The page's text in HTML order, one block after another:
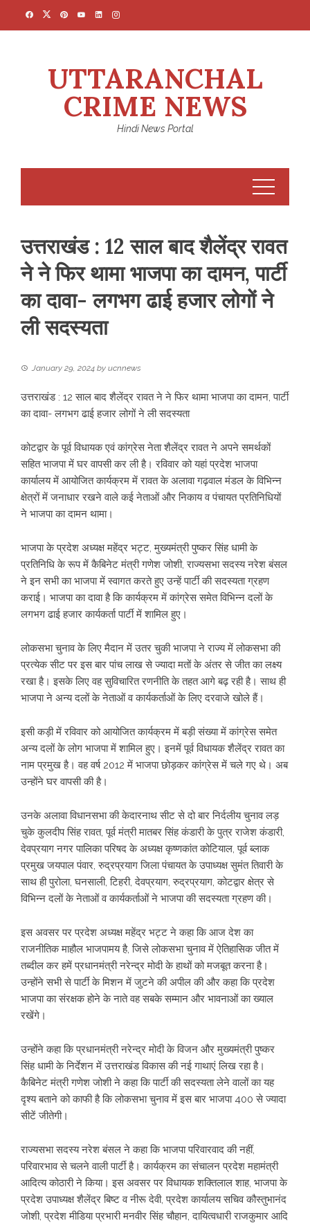
UTTARANCHAL
CRIME NEWS
Hindi News Portal
उत्तराखंड : 12 साल बाद शैलेंद्र रावत
ने ने फिर थामा भाजपा का दामन, पार्टी
का दावा- लगभग ढाई हजार लोगों ने
ली सदस्यता
January 29, 2024 by ucnnews
उत्तराखंड : 12 साल बाद शैलेंद्र रावत ने ने फिर थामा भाजपा का दामन, पार्टी
का दावा- लगभग ढाई हजार लोगों ने ली सदस्यता
कोटद्वार के पूर्व विधायक एवं कांग्रेस नेता शैलेंद्र रावत ने अपने समर्थकों
सहित भाजपा में घर वापसी कर ली है। रविवार को यहां प्रदेश भाजपा
कार्यालय में आयोजित कार्यक्रम में रावत के अलावा गढ़वाल मंडल के विभिन्न
क्षेत्रों में जनाधार रखने वाले कई नेताओं और निकाय व पंचायत प्रतिनिधियों
ने भाजपा का दामन थामा।
भाजपा के प्रदेश अध्यक्ष महेंद्र भट्ट, मुख्यमंत्री पुष्कर सिंह धामी के
प्रतिनिधि के रूप में कैबिनेट मंत्री गणेश जोशी, राज्यसभा सदस्य नरेश बंसल
ने इन सभी का भाजपा में स्वागत करते हुए उन्हें पार्टी की सदस्यता ग्रहण
कराई। भाजपा का दावा है कि कार्यक्रम में कांग्रेस समेत विभिन्न दलों के
लगभग ढाई हजार कार्यकर्ता पार्टी में शामिल हुए।
लोकसभा चुनाव के लिए मैदान में उतर चुकी भाजपा ने राज्य में लोकसभा की
प्रत्येक सीट पर इस बार पांच लाख से ज्यादा मतों के अंतर से जीत का लक्ष्य
रखा है। इसके लिए वह सुविचारित रणनीति के तहत आगे बढ़ रही है। साथ ही
भाजपा ने अन्य दलों के नेताओं व कार्यकर्ताओं के लिए दरवाजे खोले हैं।
इसी कड़ी में रविवार को आयोजित कार्यक्रम में बड़ी संख्या में कांग्रेस समेत
अन्य दलों के लोग भाजपा में शामिल हुए। इनमें पूर्व विधायक शैलेंद्र रावत का
नाम प्रमुख है। वह वर्ष 2012 में भाजपा छोड़कर कांग्रेस में चले गए थे। अब
उन्होंने घर वापसी की है।
उनके अलावा विधानसभा की केदारनाथ सीट से दो बार निर्दलीय चुनाव लड़
चुके कुलदीप सिंह रावत, पूर्व मंत्री मातबर सिंह कंडारी के पुत्र राजेश कंडारी,
देवप्रयाग नगर पालिका परिषद के अध्यक्ष कृष्णकांत कोटियाल, पूर्व ब्लाक
प्रमुख जयपाल पंवार, रुद्रप्रयाग जिला पंचायत के उपाध्यक्ष सुमंत तिवारी के
साथ ही पुरोला, घनसाली, टिहरी, देवप्रयाग, रुद्रप्रयाग, कोटद्वार क्षेत्र से
विभिन्न दलों के नेताओं व कार्यकर्ताओं ने भाजपा की सदस्यता ग्रहण की।
इस अवसर पर प्रदेश अध्यक्ष महेंद्र भट्ट ने कहा कि आज देश का
राजनीतिक माहौल भाजपामय है, जिसे लोकसभा चुनाव में ऐतिहासिक जीत में
तब्दील कर हमें प्रधानमंत्री नरेन्द्र मोदी के हाथों को मजबूत करना है।
उन्होंने सभी से पार्टी के मिशन में जुटने की अपील की और कहा कि प्रदेश
भाजपा का संरक्षक होने के नाते वह सबके सम्मान और भावनाओं का ख्याल
रखेंगे।
उन्होंने कहा कि प्रधानमंत्री नरेन्द्र मोदी के विजन और मुख्यमंत्री पुष्कर
सिंह धामी के निर्देशन में उत्तराखंड विकास की नई गाथाएं लिख रहा है।
कैबिनेट मंत्री गणेश जोशी ने कहा कि पार्टी की सदस्यता लेने वालों का यह
दृश्य बताने को काफी है कि लोकसभा चुनाव में इस बार भाजपा 400 से ज्यादा
सीटें जीतेगी।
राज्यसभा सदस्य नरेश बंसल ने कहा कि भाजपा परिवारवाद की नहीं,
परिवारभाव से चलने वाली पार्टी है। कार्यक्रम का संचालन प्रदेश महामंत्री
आदित्य कोठारी ने किया। इस अवसर पर विधायक शक्तिलाल शाह, भाजपा के
प्रदेश उपाध्यक्ष शैलेंद्र बिष्ट व नीरू देवी, प्रदेश कार्यालय सचिव कौस्तुभानंद
जोशी, प्रदेश मीडिया प्रभारी मनवीर सिंह चौहान, दायित्वधारी राजकुमार आदि